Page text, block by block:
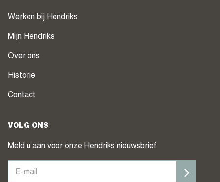
Werken bij Hendriks
Mijn Hendriks
Over ons
Historie
Contact
VOLG ONS
Meld u aan voor onze Hendriks nieuwsbrief